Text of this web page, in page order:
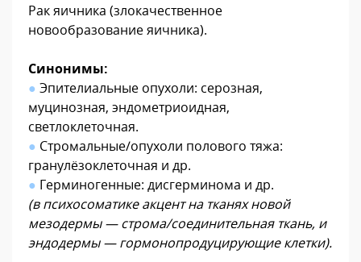
Рак яичника (злокачественное
новообразование яичника).
Синонимы:
● Эпителиальные опухоли: серозная,
муцинозная, эндометриоидная,
светлоклеточная.
● Стромальные/опухоли полового тяжа:
гранулёзоклеточная и др.
● Герминогенные: дисгерминома и др.
(в психосоматике акцент на тканях новой
мезодермы — строма/соединительная ткань, и
эндодермы — гормонопродуцирующие клетки).